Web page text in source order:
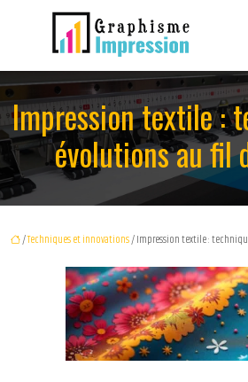
Impression textile :
évolutions au fil
/Techniques et innovations/ Impression textile :